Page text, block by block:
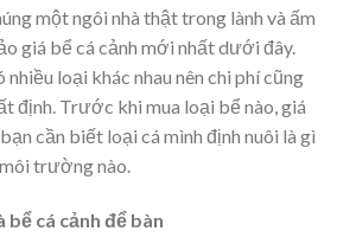
một ngôi nhà thật trong lành và ấm
giá bể cá cảnh mới nhất dưới đây.
nhiều loại khác nhau nên chi phí cũng
định. Trước khi mua loại bể nào, giá
cần biết loại cá mình định nuôi là gì
trường nào.
bể cá cảnh để bàn